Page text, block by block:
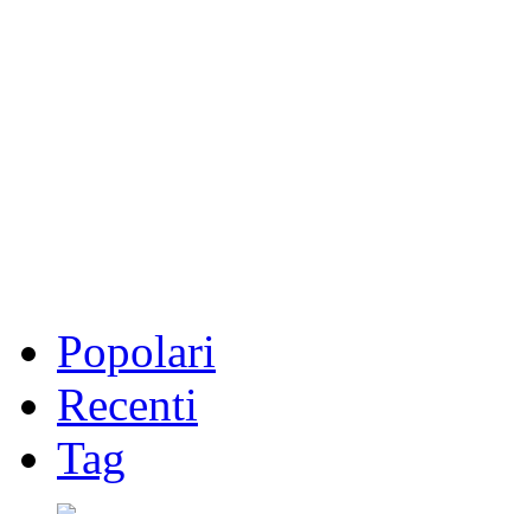
Popolari
Recenti
Tag